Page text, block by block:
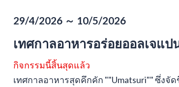
29/4/2026 ～ 10/5/2026
เทศกาลอาหารอร่อยออลเจแ
กิจกรรมนี้สิ้นสุดแล้ว
เทศกาลอาหารสุดคึกคัก ""Umatsuri"" ซึ่งจั